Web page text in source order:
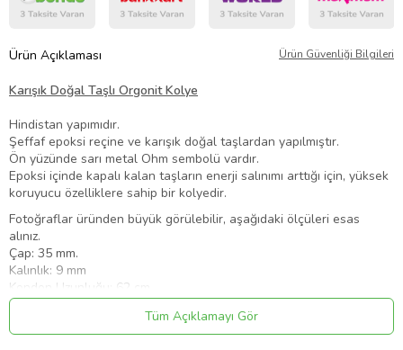
Ürün Açıklaması Ürün Güvenliği Bilgileri
Karışık Doğal Taşlı Orgonit Kolye
Hindistan yapımıdır.
Şeffaf epoksi reçine ve karışık doğal taşlardan yapılmıştır.
Ön yüzünde sarı metal Ohm sembolü vardır.
Epoksi içinde kapalı kalan taşların enerji salınımı arttığı için, yüksek
koruyucu özelliklere sahip bir kolyedir.
Fotoğraflar üründen büyük görülebilir, aşağıdaki ölçüleri esas
alınız.
Çap: 35 mm.
Kalınlık: 9 mm
Kondon Uzunluğu: 62 cm.
Ortalama ağırlık: 18 gram.
Ürün Kodu:kcm69343838
Tüm Açıklamayı Gör